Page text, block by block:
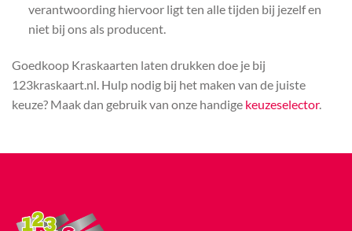
verantwoording hiervoor ligt ten alle tijden bij jezelf en
niet bij ons als producent.
Goedkoop Kraskaarten laten drukken doe je bij
123kraskaart.nl. Hulp nodig bij het maken van de juiste
keuze? Maak dan gebruik van onze handige keuzeselector.